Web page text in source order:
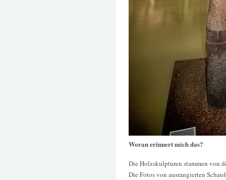
Woran erinnert mich das?
Die Holzskulpturen stammen von
Die Fotos von ausrangierten